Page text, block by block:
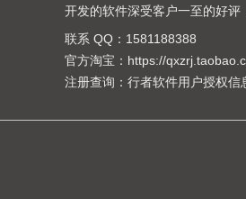
开发的软件深受客户一至的好
联系 QQ： 1581188388
官方淘宝： https://
注册查询： 行者软件用户授权信